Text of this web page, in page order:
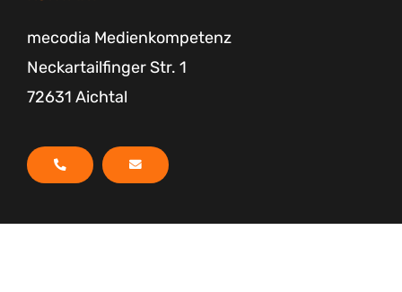
mecodia Medienkompetenz
Neckartailfinger Str. 1
72631 Aichtal